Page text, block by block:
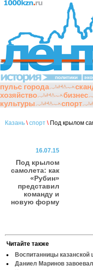
политики
пульс города
хозяйство
бизнес
культуры
спорт
Казань \ спорт \Под крылом
16.07.15
Под крылом
самолета: как
«Рубин»
представил
команду и
новую форму
Читайте также
Воспитанницы
Даниел Маринов